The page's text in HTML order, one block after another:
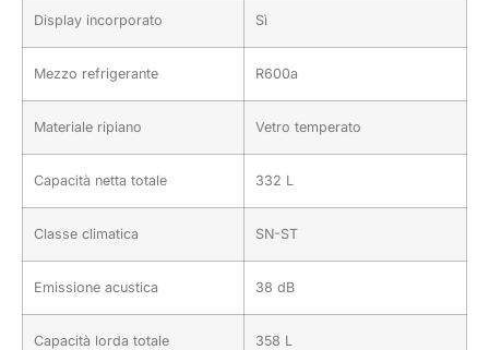
Display incorporato Sì
Mezzo refrigerante R600a
Materiale ripiano Vetro temperato
Capacità netta totale 332 L
Classe climatica SN-ST
Emissione acustica 38 dB
Capacità lorda totale 358 L